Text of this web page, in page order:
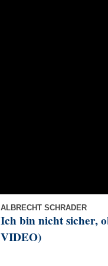
ALBRECHT SCHRADER
Ich bin nicht sicher,
VIDEO)